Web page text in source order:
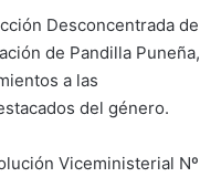
Desconcentrada de
de Pandilla Puneña,
a las
del género.
Viceministerial Nº